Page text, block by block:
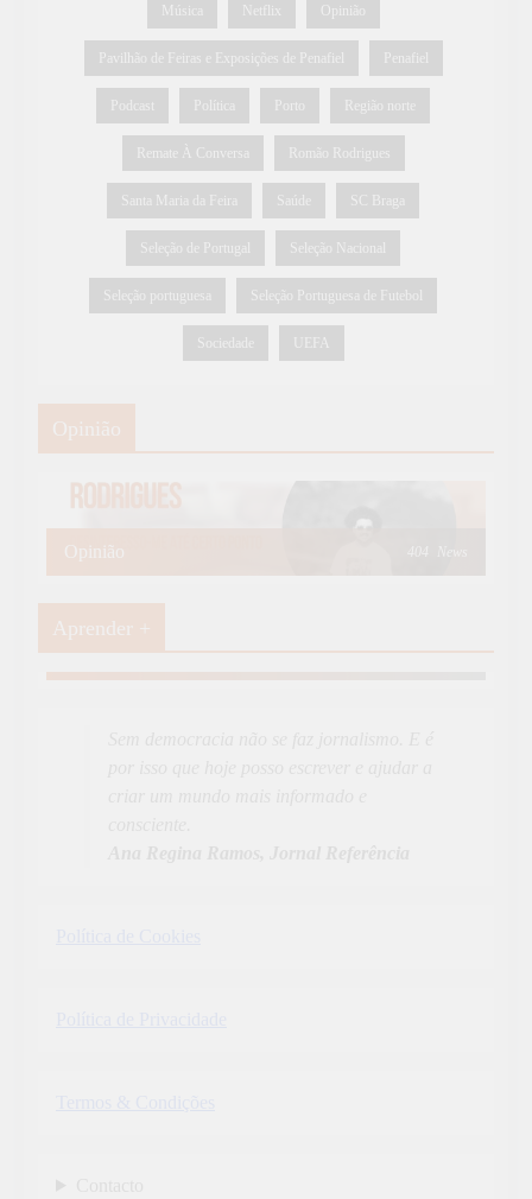
Música Netflix Opinião
Pavilhão de Feiras e Exposições de Penafiel Penafiel
Podcast Política Porto Região norte
Remate À Conversa Romão Rodrigues
Santa Maria da Feira Saúde SC Braga
Seleção de Portugal Seleção Nacional
Seleção portuguesa Seleção Portuguesa de Futebol
Sociedade UEFA
Opinião
Opinião
Aprender +
Aprender Mais 19 News